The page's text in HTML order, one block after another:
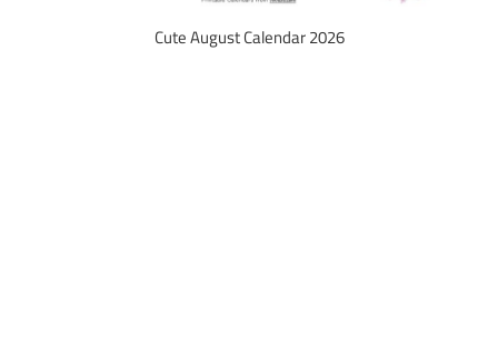
Cute August Calendar 2026